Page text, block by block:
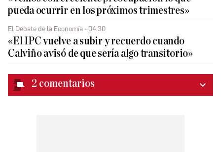
pueda ocurrir en los próximos trimestres»
El Debate de la Economía - 04:30
«El IPC vuelve a subir y recuerdo cuando
Calviño avisó de que sería algo transitorio»
2 comentarios